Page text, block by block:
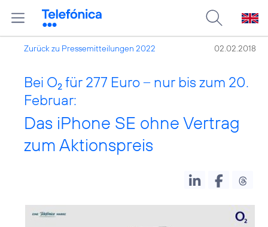
Zurück zu Pressemitteilungen 2022 02.02.2018
Bei O2 für 277 Euro – nur bis zum 20.
Februar:
Das iPhone SE ohne Vertrag
zum Aktionspreis